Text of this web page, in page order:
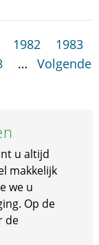
1982
1983
…
Volgende
u altijd
makkelijk
we u
Op de
de